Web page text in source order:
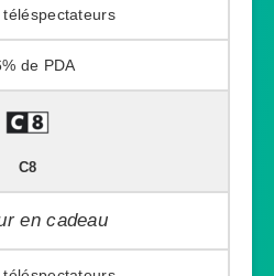
C8
en cadeau